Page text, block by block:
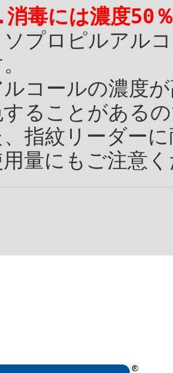
消毒には濃度50
ソプロピルアル
ルコールの濃度
ることがある
、指紋リーダー
量にもご注意